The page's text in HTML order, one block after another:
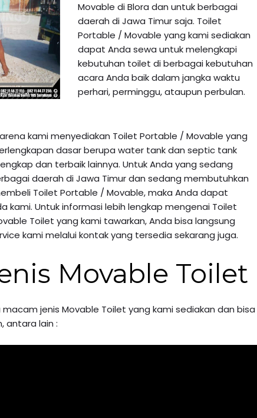
Movable di Blora dan untuk berbagai
daerah di Jawa Timur saja. Toilet
Portable / Movable yang kami sediakan
dapat Anda sewa untuk melengkapi
kebutuhan toilet di berbagai kebutuhan
acara Anda baik dalam jangka waktu
perhari, perminggu, ataupun perbulan.
kami menyediakan Toilet Portable / Movable yang
dasar berupa water tank dan septic tank
dan terbaik lainnya. Untuk Anda yang sedang
daerah di Jawa Timur dan sedang membutuhkan
Toilet Portable / Movable, maka Anda dapat
kami. Untuk informasi lebih lengkap mengenai Toilet
Toilet yang kami tawarkan, Anda bisa langsung
kami melalui kontak yang tersedia sekarang juga.
Movable Toilet
jenis Movable Toilet yang kami sediakan dan bisa
antara lain :